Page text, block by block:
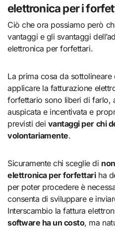
elettronica per i
Ciò che ora possiamo però
vantaggi e gli svantaggi
elettronica per forfettari.
La prima cosa da
applicare la fatturazione
forfettario sono liberi di farlo,
auspicata e incentivata e
previsti dei vantaggi per chi
volontariamente.
Sicuramente chi sceglie di
elettronica per forfettariha
per poter procedere è
consenta di sviluppare e
Interscambio la fattura
software ha un costo, ma